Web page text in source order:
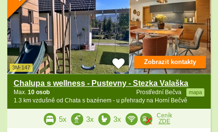
3M-147
Chalupa s wellness - Pustevny - Stezka Valaška
Prostřední Bečva mapa
Max. 10 osob
1.3 km vzdušně od Chata s bazénem - u přehrady na Horní Bečvě
Zobrazit kontakty
5x 3x 3x
Ceník
ZDE